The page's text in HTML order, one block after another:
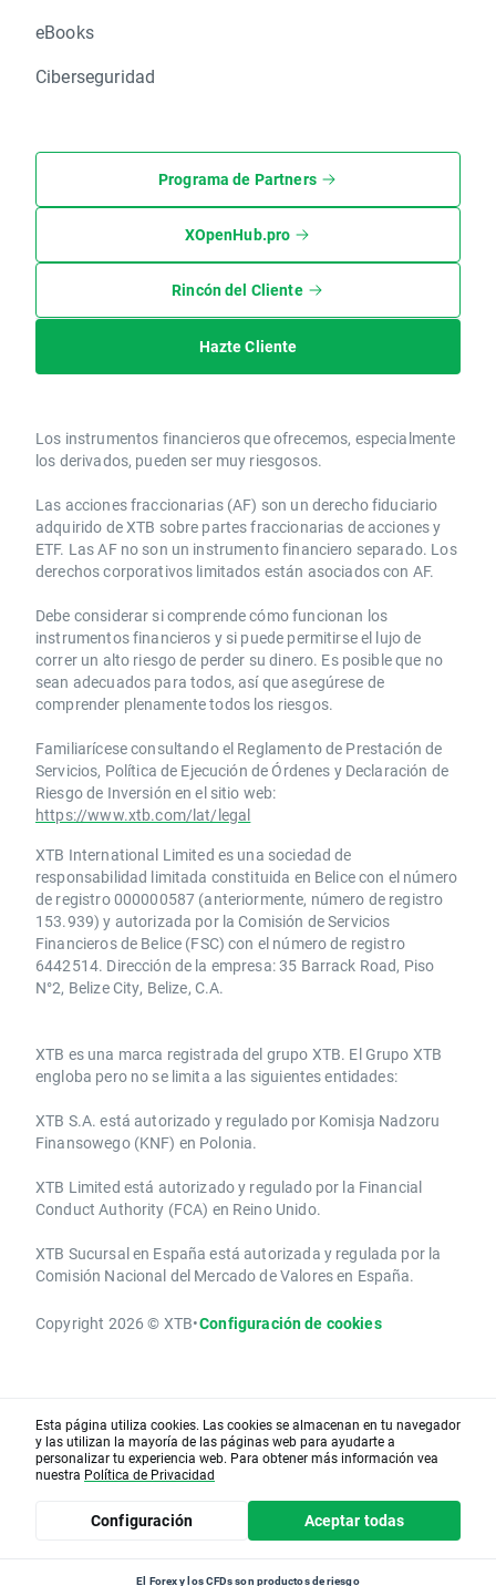
eBooks
Ciberseguridad
Programa de Partners
XOpenHub.pro
Rincón del Cliente
Hazte Cliente
Los instrumentos financieros que ofrecemos, especialmente
los derivados, pueden ser muy riesgosos.
Las acciones fraccionarias (AF) son un derecho fiduciario
adquirido de XTB sobre partes fraccionarias de acciones y
ETF. Las AF no son un instrumento financiero separado. Los
derechos corporativos limitados están asociados con AF.
Debe considerar si comprende cómo funcionan los
instrumentos financieros y si puede permitirse el lujo de
correr un alto riesgo de perder su dinero. Es posible que no
sean adecuados para todos, así que asegúrese de
comprender plenamente todos los riesgos.
Familiarícese consultando el Reglamento de Prestación de
Servicios, Política de Ejecución de Órdenes y Declaración de
Riesgo de Inversión en el sitio web:
https://www.xtb.com/lat/legal
XTB International Limited es una sociedad de
responsabilidad limitada constituida en Belice con el número
de registro 000000587 (anteriormente, número de registro
153.939) y autorizada por la Comisión de Servicios
Financieros de Belice (FSC) con el número de registro
6442514. Dirección de la empresa: 35 Barrack Road, Piso
N°2, Belize City, Belize, C.A.
​​XTB es una marca registrada del grupo XTB. El Grupo XTB
engloba pero no se limita a las siguientes entidades:
XTB S.A.​ está autorizado y regulado por Komisja Nadzoru
Finansowego (KNF) ​en Polonia.
XTB Limited ​está autorizado y regulado por la ​Financial
Conduct Authority ​(FCA) en ​​Reino Unido.
XTB Sucursal en España está autorizada y regulada por la
Comisión Nacional del Mercado de Valores en España.
Copyright 2026 © XTB•Configuración de cookies
Esta página utiliza cookies. Las cookies se almacenan en tu navegador
y las utilizan la mayoría de las páginas web para ayudarte a
personalizar tu experiencia web. Para obtener más información vea
nuestra Política de Privacidad
Configuración Aceptar todas
El Forex y los CFDs son productos de riesgo